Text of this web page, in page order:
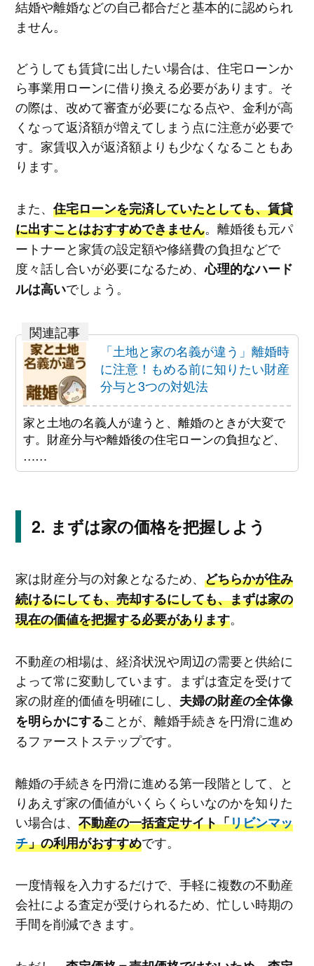
結婚や離婚などの自己都合だと基本的に認められ
ません。
どうしても賃貸に出したい場合は、住宅ローンか
ら事業用ローンに借り換える必要があります。そ
の際は、改めて審査が必要になる点や、金利が高
くなって返済額が増えてしまう点に注意が必要で
す。家賃収入が返済額よりも少なくなることもあ
ります。
また、住宅ローンを完済していたとしても、賃貸
に出すことはおすすめできません。離婚後も元パ
ートナーと家賃の設定額や修繕費の負担などで
度々話し合いが必要になるため、心理的なハード
ルは高いでしょう。
「土地と家の名義が違う」離婚時
に注意！もめる前に知りたい財産
分与と3つの対処法
家と土地の名義人が違うと、離婚のときが大変で
す。財産分与や離婚後の住宅ローンの負担など、
……
まずは家の価格を把握しよう
家は財産分与の対象となるため、 どちらかが住み
続けるにしても、売却するにしても、まずは家の
現在の価値を把握する必要があります。
不動産の相場は、経済状況や周辺の需要と供給に
よって常に変動しています。まずは査定を受けて
家の財産的価値を明確にし、 夫婦の財産の全体像
を明らかにすることが、離婚手続きを円滑に進め
るファーストステップです。
離婚の手続きを円滑に進める第一段階として、と
りあえず家の価値がいくらくらいなのかを知りた
い場合は、 不動産の一括査定サイト「リビンマッ
チ」の利用がおすすめです。
一度情報を入力するだけで、手軽に複数の不動産
会社による査定が受けられるため、忙しい時期の
手間を削減できます。